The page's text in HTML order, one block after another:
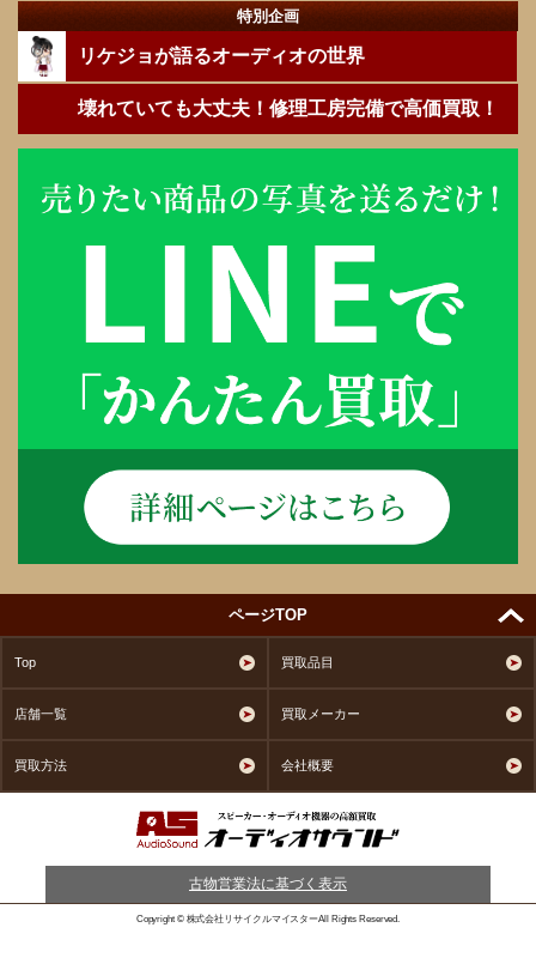
特別企画
リケジョが語るオーディオの世界
壊れていても大丈夫！修理工房完備で高価買取！
ページTOP
Top 買取品目
店舗一覧 買取メーカー
買取方法 会社概要
古物営業法に基づく表示
Copyright © 株式会社リサイクルマイスターAll Rights Reserved.